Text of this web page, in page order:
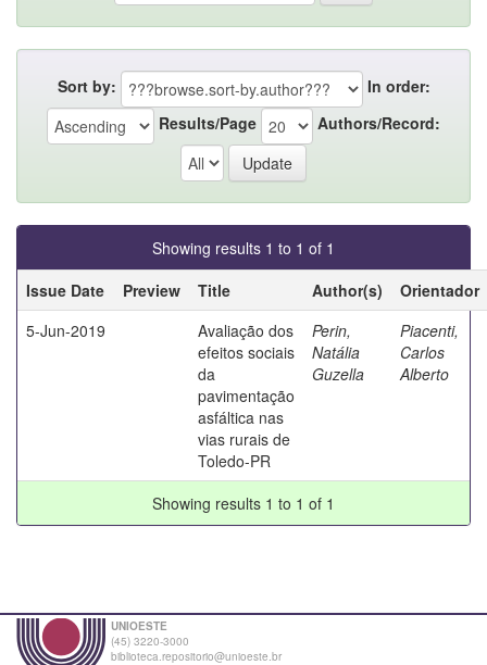
Sort by:
In order:
Results/Page
Authors/Record:
Showing results 1 to 1 of 1
Issue Date
Preview Title Author(s)
Orientador
5-Jun-2019
Avaliação dos
efeitos sociais
da
pavimentação
asfáltica nas
vias rurais de
Toledo-PR
Perin,
Natália
Guzella
Piacenti,
Carlos
Alberto
Showing results 1 to 1 of 1
UNIOESTE
(45) 3220-3000
biblioteca.repositorio@unioeste.br